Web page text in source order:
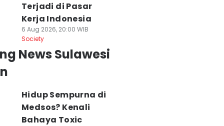
Terjadi di Pasar
Kerja Indonesia
6 Aug 2026, 20:00 WIB
Society
News Sulawesi
Hidup Sempurna di
Medsos? Kenali
Bahaya Toxic